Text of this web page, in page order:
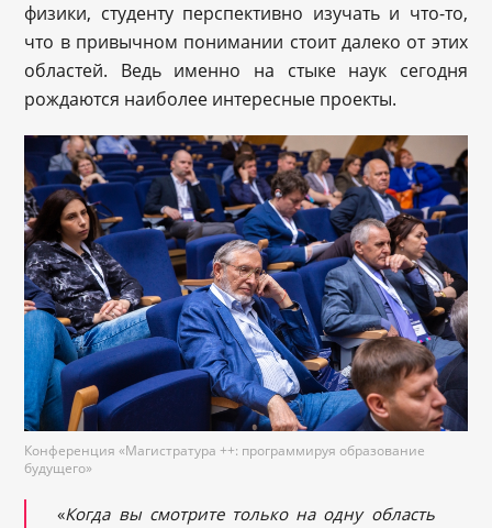
физики, студенту перспективно изучать и что-то,
что в привычном понимании стоит далеко от этих
областей. Ведь именно на стыке наук сегодня
рождаются наиболее интересные проекты.
Конференция «Магистратура ++: программируя образование
будущего»
«Когда вы смотрите только на одну область